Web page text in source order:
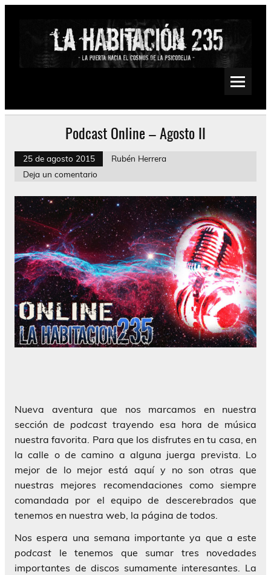
Saltar
Psychedelic, Stoner, Doom, Sludge, Fuzz, Space, Drone
Podcast Online – Agosto II
25 de agosto 2015
Rubén Herrera
Deja un comentario
Nueva aventura que nos marcamos en nuestra
sección de podcast trayendo esa hora de música
nuestra favorita. Para que los disfrutes en tu casa, en
la calle o de camino a alguna juerga prevista. Lo
mejor de lo mejor está aquí y no son otras que
nuestras mejores recomendaciones como siempre
comandada por el equipo de descerebrados que
tenemos en nuestra web, la página de todos.
Nos espera una semana importante ya que a este
podcast le tenemos que sumar tres novedades
importantes de discos sumamente interesantes. La